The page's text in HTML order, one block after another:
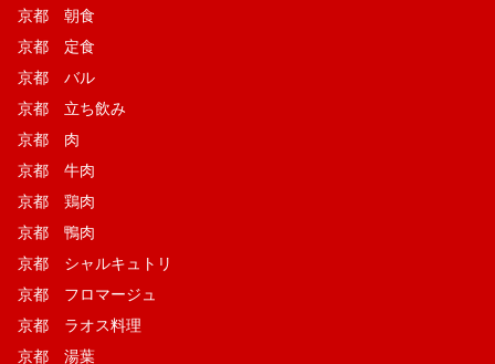
京都 朝食
京都 定食
京都 バル
京都 立ち飲み
京都 肉
京都 牛肉
京都 鶏肉
京都 鴨肉
京都 シャルキュトリ
京都 フロマージュ
京都 ラオス料理
京都 湯葉